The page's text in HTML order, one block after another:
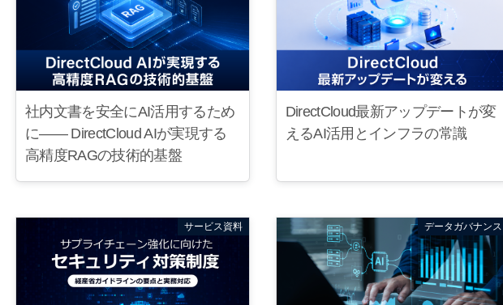
社内文書を安全にAI活用するため
に—— DirectCloud AIが実現する
高精度RAGの技術的基盤
DirectCloud最新アップデートが変
えるAI活用とインフラの常識
サービス資料 データガバナンス